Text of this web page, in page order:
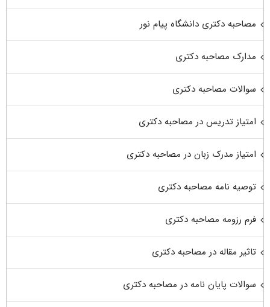
مصاحبه دکتری دانشگاه پیام نور
مدارک مصاحبه دکتری
سوالات مصاحبه دکتری
امتیاز تدریس در مصاحبه دکتری
امتیاز مدرک زبان در مصاحبه دکتری
توصیه نامه مصاحبه دکتری
فرم رزومه مصاحبه دکتری
تاثیر مقاله در مصاحبه دکتری
سوالات پایان نامه در مصاحبه دکتری